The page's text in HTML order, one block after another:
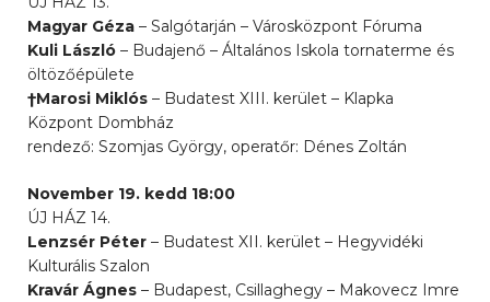
Magyar Géza – Salgótarján – Városközpont Fóruma
Kuli László – Budajenő – Általános Iskola tornaterme és
öltözőépülete
†Marosi Miklós – Budatest XIII. kerület – Klapka
Központ Dombház
rendező: Szomjas György, operatőr: Dénes Zoltán
November 19. kedd 18:00
ÚJ HÁZ 14.
Lenzsér Péter – Budatest XII. kerület – Hegyvidéki
Kulturális Szalon
Kravár Ágnes – Budapest, Csillaghegy – Makovecz Imre